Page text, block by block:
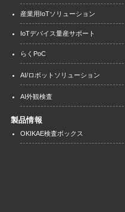
産業用IoTソリューション
IoTデバイス量産サポート
らくPoC
AI/ロボットソリューション
AI外観検査
製品情報
OKIKAE検査ボックス